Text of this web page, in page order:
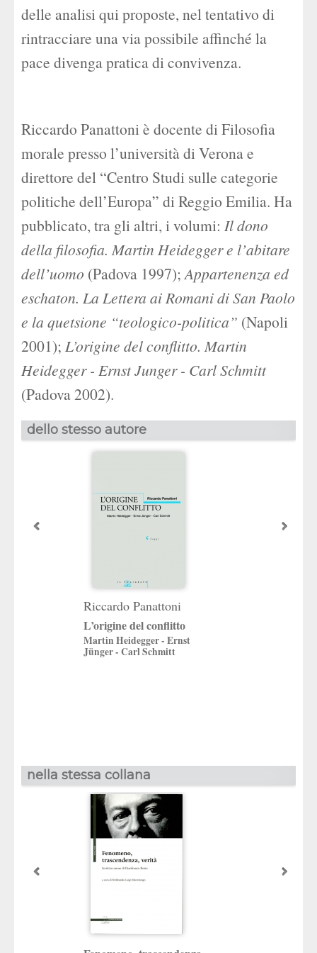
delle analisi qui proposte, nel tentativo di
rintracciare una via possibile affinché la
pace divenga pratica di convivenza.
Riccardo Panattoni è docente di Filosofia
morale presso l’università di Verona e
direttore del “Centro Studi sulle categorie
politiche dell’Europa” di Reggio Emilia. Ha
pubblicato, tra gli altri, i volumi: Il dono
della filosofia. Martin Heidegger e l’abitare
dell’uomo (Padova 1997);Appartenenza ed
eschaton. La Lettera ai Romani di San Paolo
e la quetsione “teologico-politica” (Napoli
2001); L’origine del conflitto. Martin
Heidegger - Ernst Junger - Carl Schmitt
(Padova 2002).
dello stesso autore
Riccardo Panattoni
L’origine del conflitto
Martin Heidegger - Ernst
Jünger - Carl Schmitt
nella stessa collana